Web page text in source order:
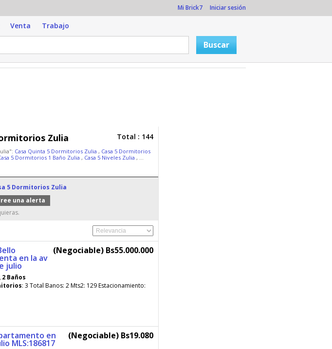
Mi Brick7 Iniciar sesión
Venta Trabajo
Zulia Total : 144
Casa Quinta 5 Dormitorios Zulia , Casa 5 Dormitorios
5 Dormitorios 1 Baño Zulia , Casa 5 Niveles Zulia , ...
5 Dormitorios Zulia
en la av
julio
(Negociable) Bs55.000.000
Baños
: 3 Total Banos: 2 Mts2: 129 Estacionamiento:
en
MLS:186817
(Negociable) Bs19.080